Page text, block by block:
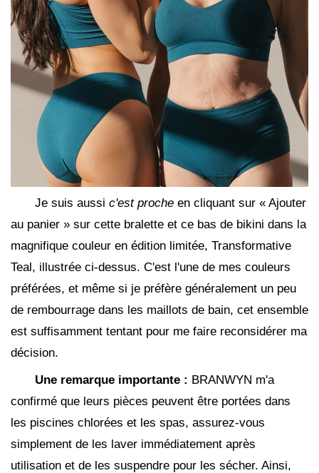
Je suis aussi c'est proche en cliquant sur « Ajouter
au panier » sur cette bralette et ce bas de bikini dans la
magnifique couleur en édition limitée, Transformative
Teal, illustrée ci-dessus. C'est l'une de mes couleurs
préférées, et même si je préfère généralement un peu
de rembourrage dans les maillots de bain, cet ensemble
est suffisamment tentant pour me faire reconsidérer ma
décision.
Une remarque importante : BRANWYN m'a
confirmé que leurs pièces peuvent être portées dans
les piscines chlorées et les spas, assurez-vous
simplement de les laver immédiatement après
utilisation et de les suspendre pour les sécher. Ainsi,